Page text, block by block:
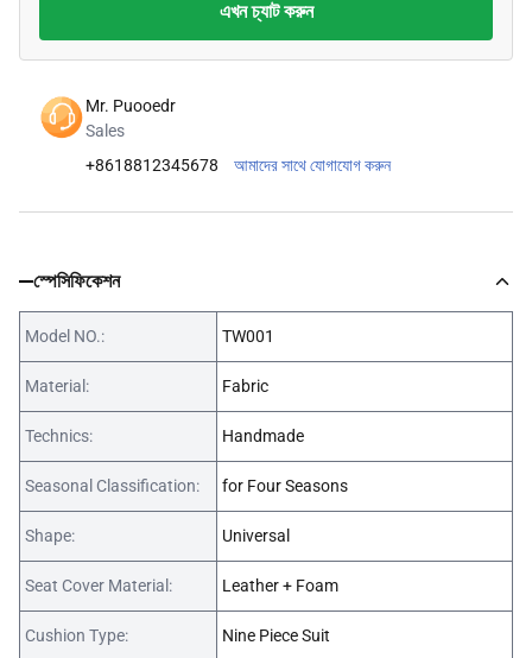
এখন চ্যাট করুন
Mr. Puooedr
Sales
+8618812345678
আমাদের সাথে যোগাযোগ করুন
স্পেসিফিকেশন
Model NO.: TW001
Material: Fabric
Technics: Handmade
Seasonal Classification: for Four Seasons
Shape: Universal
Seat Cover Material: Leather + Foam
Cushion Type: Nine Piece Suit